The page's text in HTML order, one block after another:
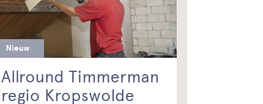
Nieuw
Allround Timmerman
regio Kropswolde